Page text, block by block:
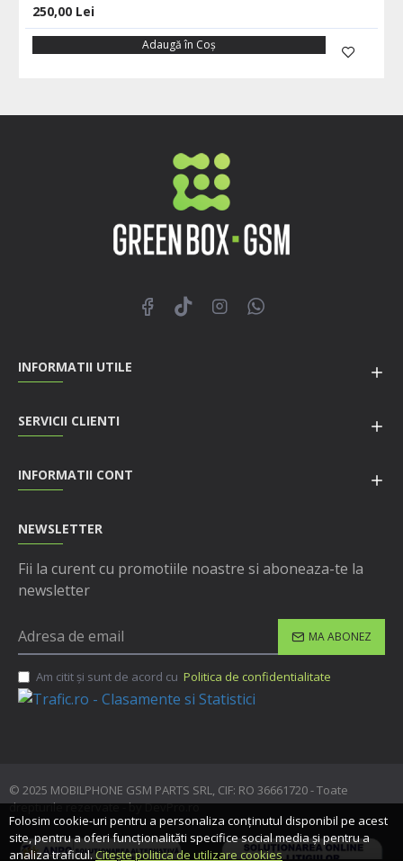
250,00 Lei
Adaugă în Coş
INFORMATII UTILE
SERVICII CLIENTI
INFORMATII CONT
NEWSLETTER
Fii la curent cu promotiile noastre si aboneaza-te la
newsletter
MA ABONEZ
Am citit şi sunt de acord cu Politica de confidentialitate
© 2025 MOBILPHONE GSM PARTS SRL, CIF: RO 36661720 - Toate
drepturile rezervate - by DevPro.ro
Folosim cookie-uri pentru a personaliza conținutul disponibil pe acest
site, pentru a oferi funcționalităti specifice social media și pentru a
analiza traficul.Citește politica de utilizare cookies